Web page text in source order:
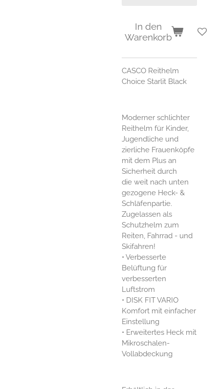
In den
Warenkorb
CASCO Reithelm
Choice Starlit Black
Moderner schlichter
Reithelm für Kinder,
Jugendliche und
zierliche Frauenköpfe
mit dem Plus an
Sicherheit durch
die weit nach unten
gezogene Heck- &
Schläfenpartie.
Zugelassen als
Schutzhelm zum
Reiten, Fahrrad - und
Skifahren!
• Verbesserte
Belüftung für
verbesserten
Luftstrom
• DISK FIT VARIO
Komfort mit einfacher
Einstellung
• Erweitertes Heck mit
Mikroschalen-
Vollabdeckung